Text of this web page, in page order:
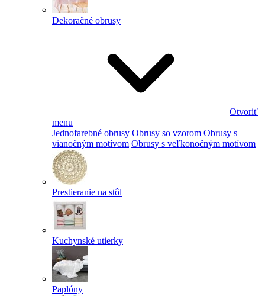
Dekoračné obrusy
Otvoriť
menu
Jednofarebné obrusy Obrusy so vzorom Obrusy s
vianočným motívom Obrusy s veľkonočným motívom
Prestieranie na stôl
Kuchynské utierky
Paplóny